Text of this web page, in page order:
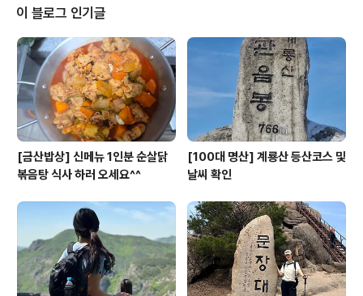
부터 숙련된 등산객까지 모두 즐길 수 있는 코스가 있습니
다. 주왕산의 생태계는 다양한 식물과 동물로 가득 차 있어,
자연 관찰을 좋아하는 이들에게도 최적의 장소입니다. 이
곳에서의 하이킹은 단순한 운동을 넘어, 마음의 평화를 찾
고 자연과 하나 되는 경험을 선사합니다. 주왕산은 그 자체
로도 매력적이지만, 주변의 문화유산과 ..
이 블로그 인기글
[금산밥상] 신메뉴 1인분 순살닭
볶음탕 식사 하러 오세요^^
[100대 명산] 계룡산 등산코스 및
날씨 확인